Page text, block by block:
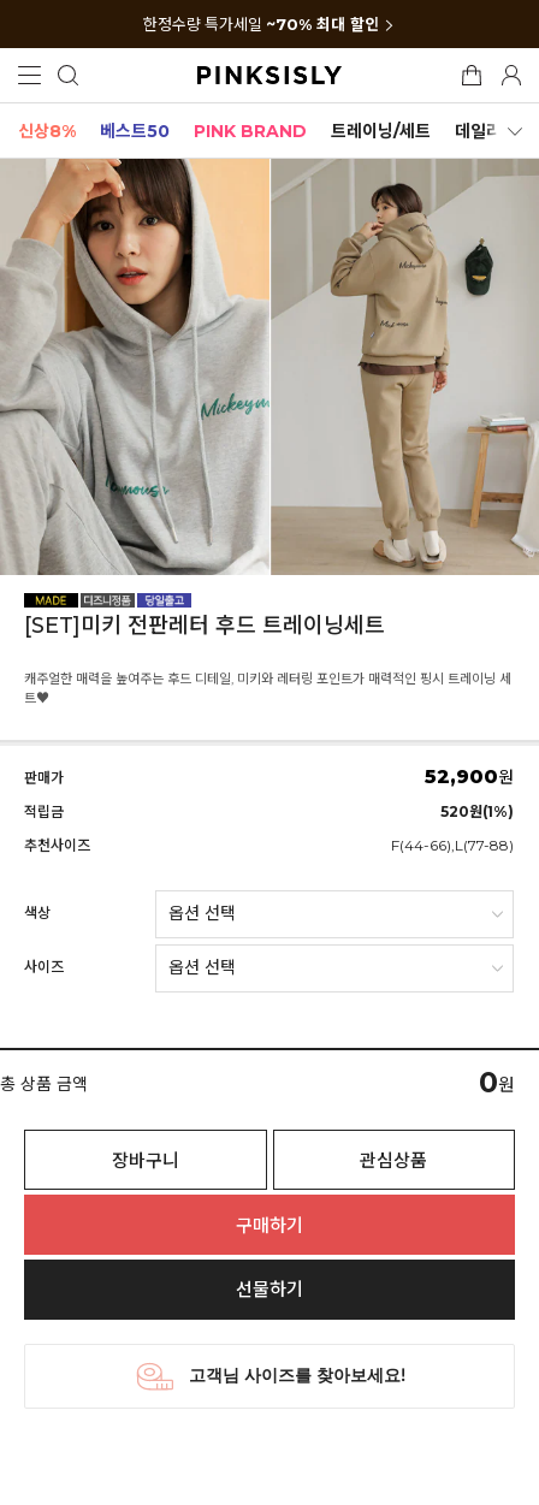
한정수량 특가세일 ~70% 최대 할인
신상8% 베스트50 PINK BRAND 트레이닝/세트 데일리세트
[SET]미키 전판레터 후드 트레이닝세트
캐주얼한 매력을 높여주는 후드 디테일, 미키와 레터링 포인트가 매력적인 핑시 트레이닝 세
트♥
판매가 52,900원
적립금
520원(1%)
추천사이즈
F(44-66),L(77-88)
색상
사이즈
총 상품 금액 0원
장바구니 관심상품
구매하기
선물하기